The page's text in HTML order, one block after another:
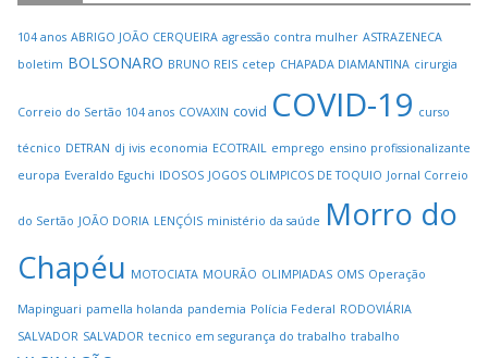
104 anos ABRIGO JOÃO CERQUEIRA agressão contra mulher ASTRAZENECA
boletim BOLSONARO BRUNO REIS cetep CHAPADA DIAMANTINA cirurgia
Correio do Sertão 104 anos COVAXIN covid COVID-19 curso
técnico DETRAN dj ivis economia ECOTRAIL emprego ensino profissionalizante
europa Everaldo Eguchi IDOSOS JOGOS OLIMPICOS DE TOQUIO Jornal Correio
do Sertão JOÃO DORIA LENÇÓIS ministério da saúde Morro do
Chapéu MOTOCIATA MOURÃO OLIMPIADAS OMS Operação
Mapinguari pamella holanda pandemia Polícia Federal RODOVIÁRIA
SALVADOR SALVADOR tecnico em segurança do trabalho trabalho